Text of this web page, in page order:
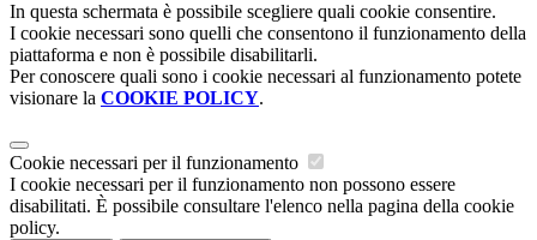
In questa schermata è possibile scegliere quali cookie consentire.
I cookie necessari sono quelli che consentono il funzionamento della
piattaforma e non è possibile disabilitarli.
Per conoscere quali sono i cookie necessari al funzionamento potete
visionare la COOKIE POLICY.
Cookie necessari per il funzionamento
I cookie necessari per il funzionamento non possono essere
disabilitati. È possibile consultare l'elenco nella pagina della cookie
policy.